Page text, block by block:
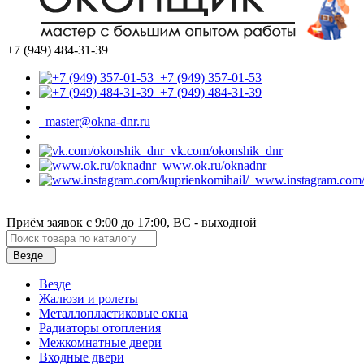
+7 (949) 484-31-39
+7 (949) 357-01-53
+7 (949) 484-31-39
master@okna-dnr.ru
vk.com/okonshik_dnr
www.ok.ru/oknadnr
Приём заявок с 9:00 до 17:00, ВС - выходной
Везде
Везде
Жалюзи и ролеты
Металлопластиковые окна
Радиаторы отопления
Межкомнатные двери
Входные двери